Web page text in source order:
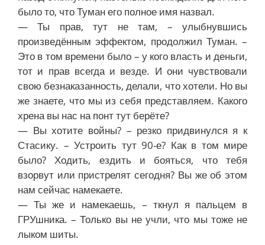
было то, что Туман его полное имя назвал.
— Ты прав, тут не там, – улыбнувшись
произведённым эффектом, продолжил Туман. –
Это в том времени было – у кого власть и деньги,
тот и прав всегда и везде. И они чувствовали
свою безнаказанность, делали, что хотели. Но вы
же знаете, что мы из себя представляем. Какого
хрена вы нас на понт тут берёте?
— Вы хотите войны? – резко придвинулся я к
Стасику. – Устроить тут 90-е? Как в том мире
было? Ходить, ездить и бояться, что тебя
взорвут или пристрелят сегодня? Вы же об этом
нам сейчас намекаете.
— Ты же и намекаешь, – ткнул я пальцем в
ГРУшника. – Только вы не учли, что мы тоже не
лыком шиты.